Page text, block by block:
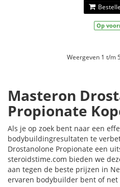
Op
Weergeven 1 t/m
Masteron
Propionate
Als je op zoek bent naar een
bodybuildingresultaten te
Drostanolone Propionate een
steroidstime.com bieden we
aan tegen de beste prijzen in
ervaren bodybuilder bent of net